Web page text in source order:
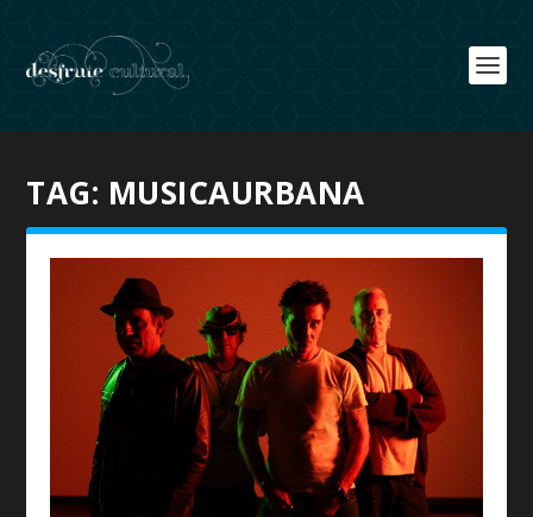
TAG: MUSICAURBANA